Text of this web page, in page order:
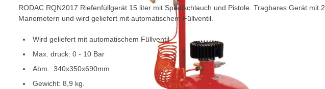
RODAC RQN2017 Riefenfüllgerät 15 liter mit Spiralschlauch und Pistole. Tragbares Gerät mit 2
Manometern und wird geliefert mit automatischem Füllventil.
Wird geliefert mit automatischem Füllventil
Max. druck: 0 - 10 Bar
Abm.: 340x350x690mm
Gewicht: 8,9 kg.